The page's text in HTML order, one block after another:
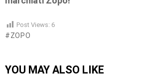
Post Views: 6
ZOPO
YOU MAY ALSO LIKE